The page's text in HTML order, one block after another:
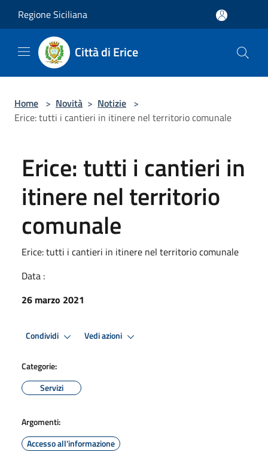
Regione Siciliana
Città di Erice
Home > Novità > Notizie >
Erice: tutti i cantieri in itinere nel territorio comunale
Erice: tutti i cantieri in
itinere nel territorio
comunale
Erice: tutti i cantieri in itinere nel territorio comunale
Data :
26 marzo 2021
Condividi Vedi azioni
Categorie:
Servizi
Argomenti:
Accesso all'informazione